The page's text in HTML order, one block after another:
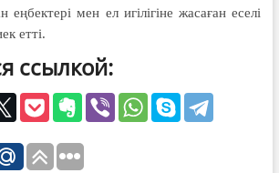
мен ел игілігіне жасаған еселі
етті.
ссылкой: